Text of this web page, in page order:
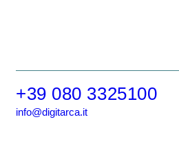
+39 080 3325100
info@digitarca.it